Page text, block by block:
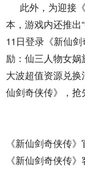
此外，为迎接
本，游戏内还推出
11 日登录《新仙
励：仙三人物女娲
大波超值资源兑
仙剑奇侠传》，抢
《新仙剑奇侠传》
《新仙剑奇侠传